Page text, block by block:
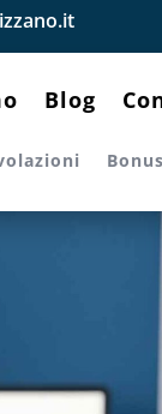
Blog